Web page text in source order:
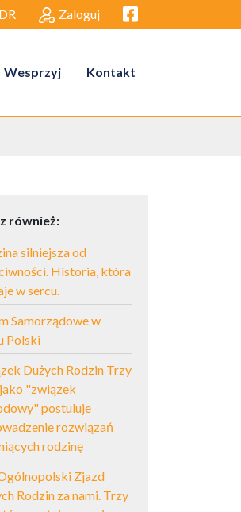
Zaloguj Facebook link
Wesprzyj Kontakt
również:
silniejsza od
Historia, która
w sercu.
Samorządowe w
Polski
Dużych Rodzin Trzy
"związek
postuluje
rozwiązań
rodzinę
Zjazd
Rodzin za nami. Trzy